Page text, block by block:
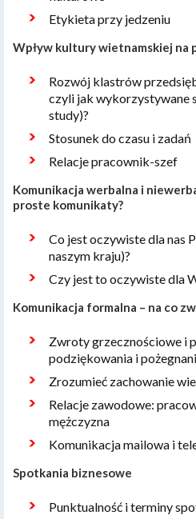
Etykieta przy jedzeniu
Wpływ kultury wietnamskiej na
Rozwój klastrów
czyli jak wykorzystywane
study)?
Stosunek do czasu i zadań
Relacje pracownik-szef
Komunikacja werbalna i
proste komunikaty?
Co jest oczywiste dla nas
naszym kraju)?
Czy jest to oczywiste dla
Komunikacja formalna – na co
Zwroty grzecznościowe i
podziękowania i
Zrozumieć zachowanie
Relacje zawodowe:
mężczyzna
Komunikacja mailowa i
Spotkania biznesowe
Punktualność i terminy